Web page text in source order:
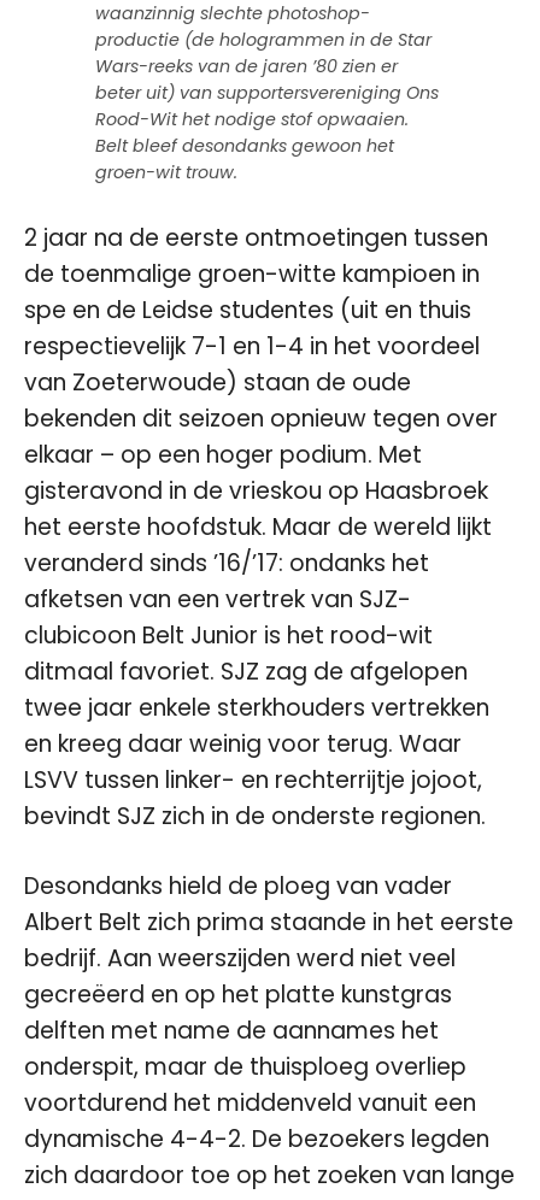
waanzinnig slechte photoshop-
productie (de hologrammen in de Star
Wars-reeks van de jaren ’80 zien er
beter uit) van supportersvereniging Ons
Rood-Wit het nodige stof opwaaien.
Belt bleef desondanks gewoon het
groen-wit trouw.
2 jaar na de eerste ontmoetingen tussen
de toenmalige groen-witte kampioen in
spe en de Leidse studentes (uit en thuis
respectievelijk 7-1 en 1-4 in het voordeel
van Zoeterwoude) staan de oude
bekenden dit seizoen opnieuw tegen over
elkaar – op een hoger podium. Met
gisteravond in de vrieskou op Haasbroek
het eerste hoofdstuk. Maar de wereld lijkt
veranderd sinds ’16/’17: ondanks het
afketsen van een vertrek van SJZ-
clubicoon Belt Junior is het rood-wit
ditmaal favoriet. SJZ zag de afgelopen
twee jaar enkele sterkhouders vertrekken
en kreeg daar weinig voor terug. Waar
LSVV tussen linker- en rechterrijtje jojoot,
bevindt SJZ zich in de onderste regionen.
Desondanks hield de ploeg van vader
Albert Belt zich prima staande in het eerste
bedrijf. Aan weerszijden werd niet veel
gecreëerd en op het platte kunstgras
delften met name de aannames het
onderspit, maar de thuisploeg overliep
voortdurend het middenveld vanuit een
dynamische 4-4-2. De bezoekers legden
zich daardoor toe op het zoeken van lange